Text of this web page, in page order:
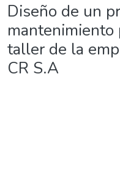
Diseño de un
mantenimiento
taller de la
CR S.A